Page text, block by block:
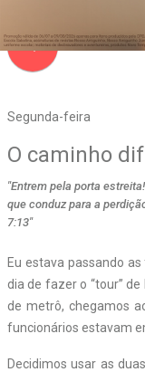
Segunda-feira
navigate_before
O caminho
"Entrem pela porta
que conduz para a
7:13"
Eu estava passando
dia de fazer o “tour”
de metrô, chegamos
funcionários estavam
Decidimos usar as